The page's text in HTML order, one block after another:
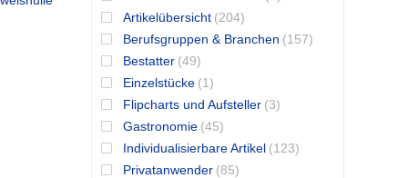
Artikelübersicht (204)
Berufsgruppen & Branchen (157)
Bestatter (49)
Einzelstücke (1)
Flipcharts und Aufsteller (3)
Gastronomie (45)
Individualisierbare Artikel (123)
Privatanwender (85)